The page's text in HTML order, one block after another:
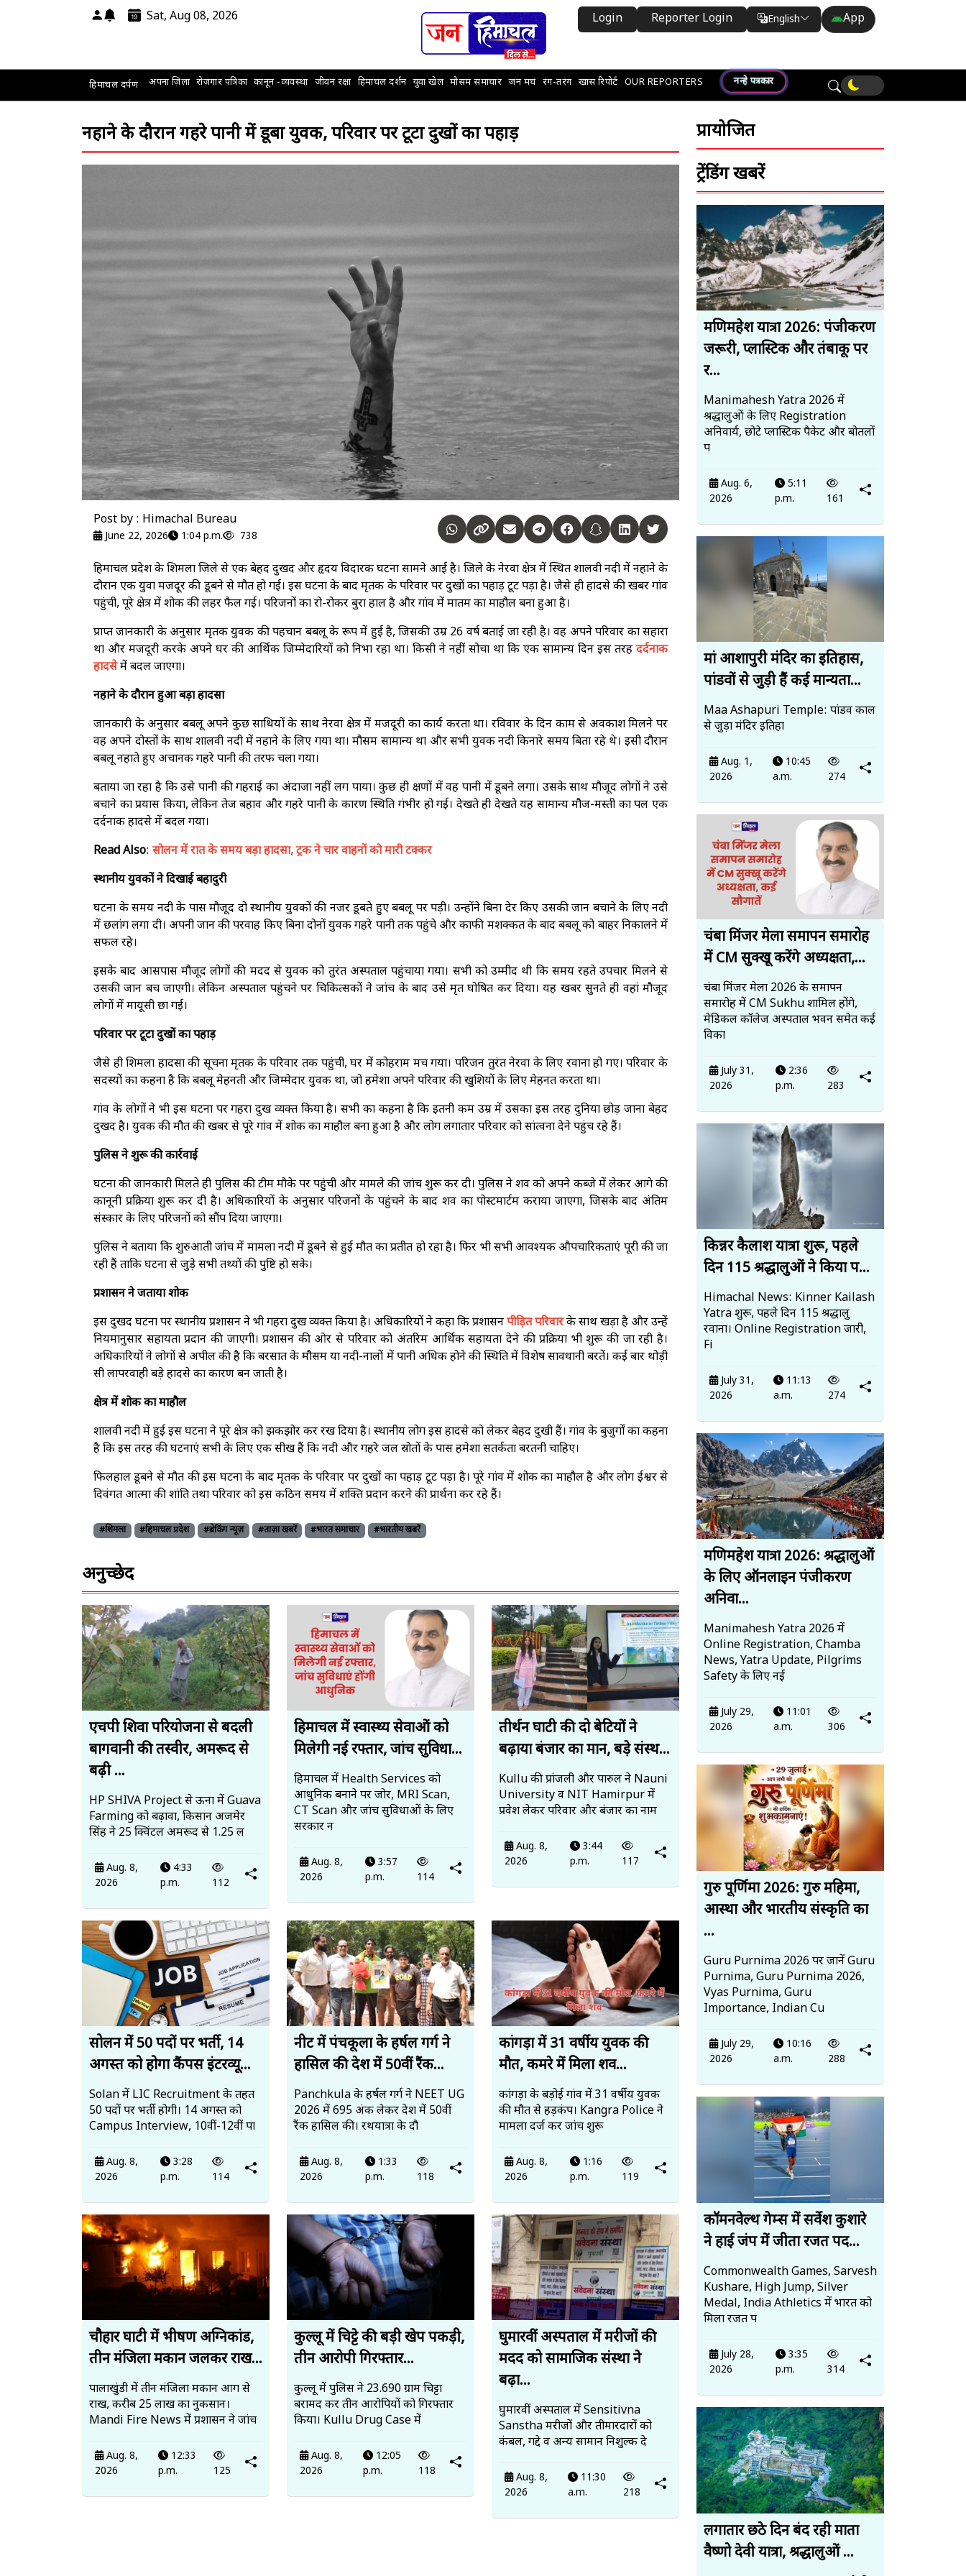
Sat, Aug 08, 2026 Login Reporter Login English
Translate
App
हिमाचल दर्पण अपना ज़िला रोज़गार पत्रिका कानून -व्यवस्था जीवन रक्षा हिमाचल दर्शन युवा खेल मौसम समाचार जन मचं रंग-तरंग खास रिपोर्ट OUR REPORTERS नन्हे पत्रकार
नहाने के दौरान गहरे पानी में डूबा युवक, परिवार पर टूटा दुखों का पहाड़
Post by : Himachal Bureau
June 22, 2026 1:04 p.m. 738
हिमाचल प्रदेश के शिमला जिले से एक बेहद दुखद और हृदय विदारक घटना सामने आई है। जिले के नेरवा क्षेत्र में स्थित शालवी नदी में नहाने के
दौरान एक युवा मजदूर की डूबने से मौत हो गई। इस घटना के बाद मृतक के परिवार पर दुखों का पहाड़ टूट पड़ा है। जैसे ही हादसे की खबर गांव
पहुंची, पूरे क्षेत्र में शोक की लहर फैल गई। परिजनों का रो-रोकर बुरा हाल है और गांव में मातम का माहौल बना हुआ है।
प्राप्त जानकारी के अनुसार मृतक युवक की पहचान बबलू के रूप में हुई है, जिसकी उम्र 26 वर्ष बताई जा रही है। वह अपने परिवार का सहारा
था और मजदूरी करके अपने घर की आर्थिक जिम्मेदारियों को निभा रहा था। किसी ने नहीं सोचा था कि एक सामान्य दिन इस तरह दर्दनाक
हादसेमें बदल जाएगा।
नहाने के दौरान हुआ बड़ा हादसा
जानकारी के अनुसार बबलू अपने कुछ साथियों के साथ नेरवा क्षेत्र में मजदूरी का कार्य करता था। रविवार के दिन काम से अवकाश मिलने पर
वह अपने दोस्तों के साथ शालवी नदी में नहाने के लिए गया था। मौसम सामान्य था और सभी युवक नदी किनारे समय बिता रहे थे। इसी दौरान
बबलू नहाते हुए अचानक गहरे पानी की तरफ चला गया।
बताया जा रहा है कि उसे पानी की गहराई का अंदाजा नहीं लग पाया। कुछ ही क्षणों में वह पानी में डूबने लगा। उसके साथ मौजूद लोगों ने उसे
बचाने का प्रयास किया, लेकिन तेज बहाव और गहरे पानी के कारण स्थिति गंभीर हो गई। देखते ही देखते यह सामान्य मौज-मस्ती का पल एक
दर्दनाक हादसे में बदल गया।
Read Also: सोलन में रात के समय बड़ा हादसा, ट्रक ने चार वाहनों को मारी टक्कर
स्थानीय युवकों ने दिखाई बहादुरी
घटना के समय नदी के पास मौजूद दो स्थानीय युवकों की नजर डूबते हुए बबलू पर पड़ी। उन्होंने बिना देर किए उसकी जान बचाने के लिए नदी
में छलांग लगा दी। अपनी जान की परवाह किए बिना दोनों युवक गहरे पानी तक पहुंचे और काफी मशक्कत के बाद बबलू को बाहर निकालने में
सफल रहे।
इसके बाद आसपास मौजूद लोगों की मदद से युवक को तुरंत अस्पताल पहुंचाया गया। सभी को उम्मीद थी कि समय रहते उपचार मिलने से
उसकी जान बच जाएगी। लेकिन अस्पताल पहुंचने पर चिकित्सकों ने जांच के बाद उसे मृत घोषित कर दिया। यह खबर सुनते ही वहां मौजूद
लोगों में मायूसी छा गई।
परिवार पर टूटा दुखों का पहाड़
जैसे ही शिमला हादसा की सूचना मृतक के परिवार तक पहुंची, घर में कोहराम मच गया। परिजन तुरंत नेरवा के लिए रवाना हो गए। परिवार के
सदस्यों का कहना है कि बबलू मेहनती और जिम्मेदार युवक था, जो हमेशा अपने परिवार की खुशियों के लिए मेहनत करता था।
गांव के लोगों ने भी इस घटना पर गहरा दुख व्यक्त किया है। सभी का कहना है कि इतनी कम उम्र में उसका इस तरह दुनिया छोड़ जाना बेहद
दुखद है। युवक की मौत की खबर से पूरे गांव में शोक का माहौल बना हुआ है और लोग लगातार परिवार को सांत्वना देने पहुंच रहे हैं।
पुलिस ने शुरू की कार्रवाई
घटना की जानकारी मिलते ही पुलिस की टीम मौके पर पहुंची और मामले की जांच शुरू कर दी। पुलिस ने शव को अपने कब्जे में लेकर आगे की
कानूनी प्रक्रिया शुरू कर दी है। अधिकारियों के अनुसार परिजनों के पहुंचने के बाद शव का पोस्टमार्टम कराया जाएगा, जिसके बाद अंतिम
संस्कार के लिए परिजनों को सौंप दिया जाएगा।
पुलिस ने बताया कि शुरुआती जांच में मामला नदी में डूबने से हुई मौत का प्रतीत हो रहा है। फिर भी सभी आवश्यक औपचारिकताएं पूरी की जा
रही हैं ताकि घटना से जुड़े सभी तथ्यों की पुष्टि हो सके।
प्रशासन ने जताया शोक
इस दुखद घटना पर स्थानीय प्रशासन ने भी गहरा दुख व्यक्त किया है। अधिकारियों ने कहा कि प्रशासनपीड़ित परिवारके साथ खड़ा है और उन्हें
नियमानुसार सहायता प्रदान की जाएगी। प्रशासन की ओर से परिवार को अंतरिम आर्थिक सहायता देने की प्रक्रिया भी शुरू की जा रही है।
अधिकारियों ने लोगों से अपील की है कि बरसात के मौसम या नदी-नालों में पानी अधिक होने की स्थिति में विशेष सावधानी बरतें। कई बार थोड़ी
सी लापरवाही बड़े हादसे का कारण बन जाती है।
क्षेत्र में शोक का माहौल
शालवी नदी में हुई इस घटना ने पूरे क्षेत्र को झकझोर कर रख दिया है। स्थानीय लोग इस हादसे को लेकर बेहद दुखी हैं। गांव के बुजुर्गों का कहना
है कि इस तरह की घटनाएं सभी के लिए एक सीख हैं कि नदी और गहरे जल स्रोतों के पास हमेशा सतर्कता बरतनी चाहिए।
फिलहाल डूबने से मौत की इस घटना के बाद मृतक के परिवार पर दुखों का पहाड़ टूट पड़ा है। पूरे गांव में शोक का माहौल है और लोग ईश्वर से
दिवंगत आत्मा की शांति तथा परिवार को इस कठिन समय में शक्ति प्रदान करने की प्रार्थना कर रहे हैं।
#शिमला #हिमाचल प्रदेश #ब्रेकिंग न्यूज़ #ताज़ा खबरें #भारत समाचार #भारतीय खबरें
अनुच्छेद
एचपी शिवा परियोजना से बदली
बागवानी की तस्वीर, अमरूद से
बढ़ी ...
HP SHIVA Project से ऊना में Guava
Farming को बढ़ावा, किसान अजमेर
सिंह ने 25 क्विंटल अमरूद से ₹1.25 ल
Aug. 8,
2026
4:33
p.m.
112
हिमाचल में स्वास्थ्य सेवाओं को
मिलेगी नई रफ्तार, जांच सुविधा...
हिमाचल में Health Services को
आधुनिक बनाने पर जोर, MRI Scan,
CT Scan और जांच सुविधाओं के लिए
सरकार न
Aug. 8,
2026
3:57
p.m.
114
तीर्थन घाटी की दो बेटियों ने
बढ़ाया बंजार का मान, बड़े संस्थ...
Kullu की प्रांजली और पारुल ने Nauni
University व NIT Hamirpur में
प्रवेश लेकर परिवार और बंजार का नाम
Aug. 8,
2026
3:44
p.m.
117
सोलन में 50 पदों पर भर्ती, 14
अगस्त को होगा कैंपस इंटरव्यू...
Solan में LIC Recruitment के तहत
50 पदों पर भर्ती होगी। 14 अगस्त को
Campus Interview, 10वीं-12वीं पा
Aug. 8,
2026
3:28
p.m.
114
नीट में पंचकूला के हर्षल गर्ग ने
हासिल की देश में 50वीं रैंक...
Panchkula के हर्षल गर्ग ने NEET UG
2026 में 695 अंक लेकर देश में 50वीं
रैंक हासिल की। रथयात्रा के दौ
Aug. 8,
2026
1:33
p.m.
118
कांगड़ा में 31 वर्षीय युवक की
मौत, कमरे में मिला शव...
कांगड़ा के बड़ोई गांव में 31 वर्षीय युवक
की मौत से हड़कंप। Kangra Police ने
मामला दर्ज कर जांच शुरू
Aug. 8,
2026
1:16
p.m.
119
चौहार घाटी में भीषण अग्निकांड,
तीन मंजिला मकान जलकर राख...
पालाखुंडी में तीन मंजिला मकान आग से
राख, करीब 25 लाख का नुकसान।
Mandi Fire News में प्रशासन ने जांच
Aug. 8,
2026
12:33
p.m.
125
कुल्लू में चिट्टे की बड़ी खेप पकड़ी,
तीन आरोपी गिरफ्तार...
कुल्लू में पुलिस ने 23.690 ग्राम चिट्टा
बरामद कर तीन आरोपियों को गिरफ्तार
किया। Kullu Drug Case में
Aug. 8,
2026
12:05
p.m.
118
घुमारवीं अस्पताल में मरीजों की
मदद को सामाजिक संस्था ने
बढ़ा...
घुमारवीं अस्पताल में Sensitivna
Sanstha मरीजों और तीमारदारों को
कंबल, गद्दे व अन्य सामान निशुल्क दे
Aug. 8,
2026
11:30
a.m.
218
प्रायोजित
ट्रेंडिंग खबरें
मणिमहेश यात्रा 2026: पंजीकरण
जरूरी, प्लास्टिक और तंबाकू पर
र...
Manimahesh Yatra 2026 में
श्रद्धालुओं के लिए Registration
अनिवार्य, छोटे प्लास्टिक पैकेट और बोतलों
प
Aug. 6,
2026
5:11
p.m.
161
मां आशापुरी मंदिर का इतिहास,
पांडवों से जुड़ी हैं कई मान्यता...
Maa Ashapuri Temple: पांडव काल
से जुड़ा मंदिर इतिहा
Aug. 1,
2026
10:45
a.m.
274
चंबा मिंजर मेला समापन समारोह
में CM सुक्खू करेंगे अध्यक्षता,...
चंबा मिंजर मेला 2026 के समापन
समारोह में CM Sukhu शामिल होंगे,
मेडिकल कॉलेज अस्पताल भवन समेत कई
विका
July 31,
2026
2:36
p.m.
283
किन्नर कैलाश यात्रा शुरू, पहले
दिन 115 श्रद्धालुओं ने किया प...
Himachal News: Kinner Kailash
Yatra शुरू, पहले दिन 115 श्रद्धालु
रवाना। Online Registration जारी,
Fi
July 31,
2026
11:13
a.m.
274
मणिमहेश यात्रा 2026: श्रद्धालुओं
के लिए ऑनलाइन पंजीकरण
अनिवा...
Manimahesh Yatra 2026 में
Online Registration, Chamba
News, Yatra Update, Pilgrims
Safety के लिए नई
July 29,
2026
11:01
a.m.
306
गुरु पूर्णिमा 2026: गुरु महिमा,
आस्था और भारतीय संस्कृति का
...
Guru Purnima 2026 पर जानें Guru
Purnima, Guru Purnima 2026,
Vyas Purnima, Guru
Importance, Indian Cu
July 29,
2026
10:16
a.m.
288
कॉमनवेल्थ गेम्स में सर्वेश कुशारे
ने हाई जंप में जीता रजत पद...
Commonwealth Games, Sarvesh
Kushare, High Jump, Silver
Medal, India Athletics में भारत को
मिला रजत प
July 28,
2026
3:35
p.m.
314
लगातार छठे दिन बंद रही माता
वैष्णो देवी यात्रा, श्रद्धालुओं ...